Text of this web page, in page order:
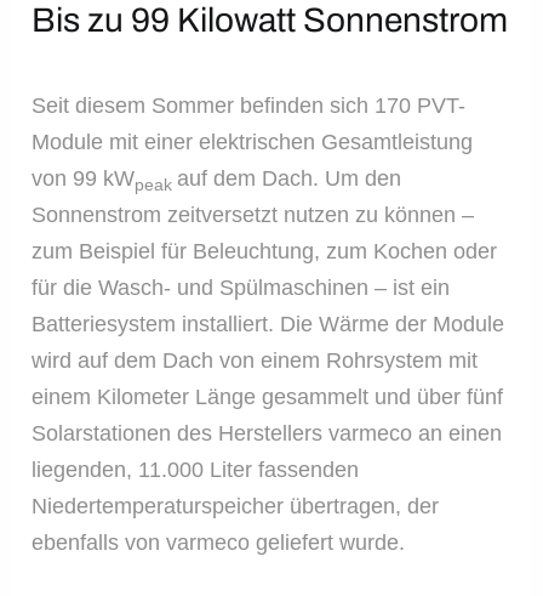
Bis zu 99 Kilowatt Sonnenstrom
Seit diesem Sommer befinden sich 170 PVT-
Module mit einer elektrischen Gesamtleistung
von 99 kWpeak auf dem Dach. Um den
Sonnenstrom zeitversetzt nutzen zu können –
zum Beispiel für Beleuchtung, zum Kochen oder
für die Wasch- und Spülmaschinen – ist ein
Batteriesystem installiert. Die Wärme der Module
wird auf dem Dach von einem Rohrsystem mit
einem Kilometer Länge gesammelt und über fünf
Solarstationen des Herstellers varmeco an einen
liegenden, 11.000 Liter fassenden
Niedertemperaturspeicher übertragen, der
ebenfalls von varmeco geliefert wurde.